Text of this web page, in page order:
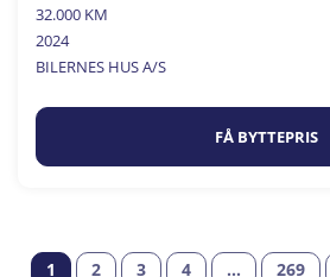
32.000 KM
2024
BILERNES HUS A/S
FÅ BYTTEPRIS
1 2 3 4 … 269